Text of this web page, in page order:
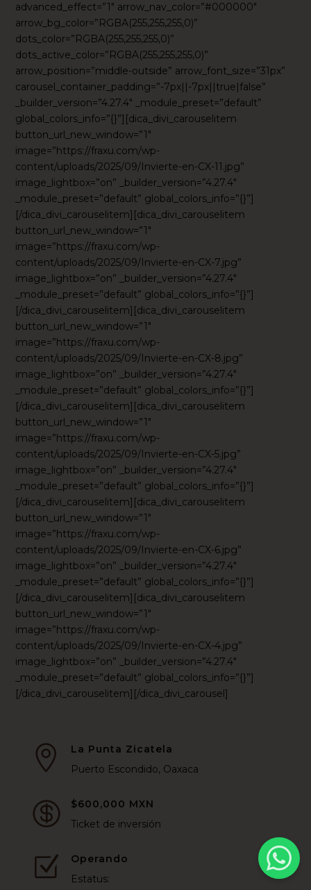
advanced_effect=”1″ arrow_nav_color=”#000000″
arrow_bg_color=”RGBA(255,255,255,0)”
dots_color=”RGBA(255,255,255,0)”
dots_active_color=”RGBA(255,255,255,0)”
arrow_position=”middle-outside” arrow_font_size=”31px”
carousel_container_padding=”-7px||-7px||true|false”
_builder_version=”4.27.4″ _module_preset=”default”
global_colors_info=”{}”][dica_divi_carouselitem
button_url_new_window=”1″
image=”https://fraxu.com/wp-
content/uploads/2025/09/Invierte-en-CX-11.jpg”
image_lightbox=”on” _builder_version=”4.27.4″
_module_preset=”default” global_colors_info=”{}”]
[/dica_divi_carouselitem][dica_divi_carouselitem
button_url_new_window=”1″
image=”https://fraxu.com/wp-
content/uploads/2025/09/Invierte-en-CX-7.jpg”
image_lightbox=”on” _builder_version=”4.27.4″
_module_preset=”default” global_colors_info=”{}”]
[/dica_divi_carouselitem][dica_divi_carouselitem
button_url_new_window=”1″
image=”https://fraxu.com/wp-
content/uploads/2025/09/Invierte-en-CX-8.jpg”
image_lightbox=”on” _builder_version=”4.27.4″
_module_preset=”default” global_colors_info=”{}”]
[/dica_divi_carouselitem][dica_divi_carouselitem
button_url_new_window=”1″
image=”https://fraxu.com/wp-
content/uploads/2025/09/Invierte-en-CX-5.jpg”
image_lightbox=”on” _builder_version=”4.27.4″
_module_preset=”default” global_colors_info=”{}”]
[/dica_divi_carouselitem][dica_divi_carouselitem
button_url_new_window=”1″
image=”https://fraxu.com/wp-
content/uploads/2025/09/Invierte-en-CX-6.jpg”
image_lightbox=”on” _builder_version=”4.27.4″
_module_preset=”default” global_colors_info=”{}”]
[/dica_divi_carouselitem][dica_divi_carouselitem
button_url_new_window=”1″
image=”https://fraxu.com/wp-
content/uploads/2025/09/Invierte-en-CX-4.jpg”
image_lightbox=”on” _builder_version=”4.27.4″
_module_preset=”default” global_colors_info=”{}”]
[/dica_divi_carouselitem][/dica_divi_carousel]

La Punta Zicatela
Puerto Escondido, Oaxaca

$600,000 MXN
Ticket de inversión
Z
Operando
Estatus: